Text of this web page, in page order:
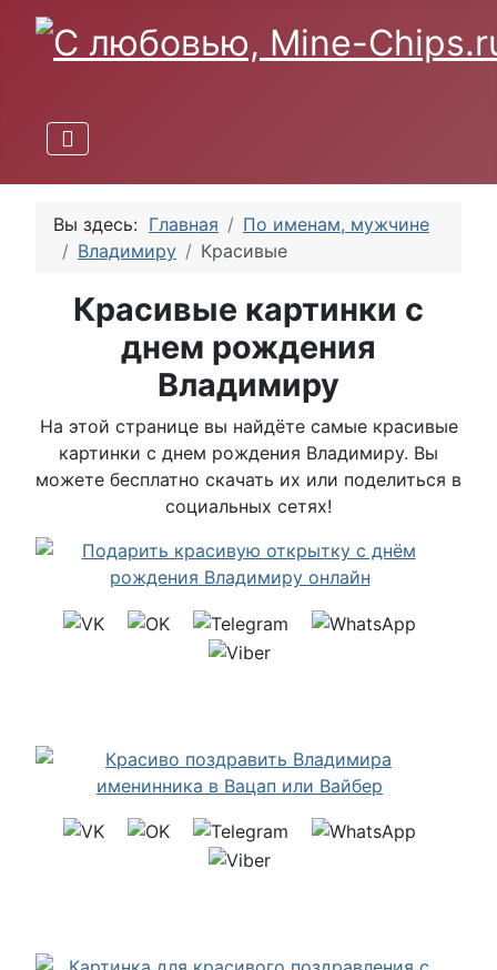
Вы здесь: Главная
По именам, мужчине
Владимиру
Красивые
Красивые картинки с
днем рождения
Владимиру
На этой странице вы найдёте самые красивые
картинки с днем рождения Владимиру. Вы
можете бесплатно скачать их или поделиться в
социальных сетях!